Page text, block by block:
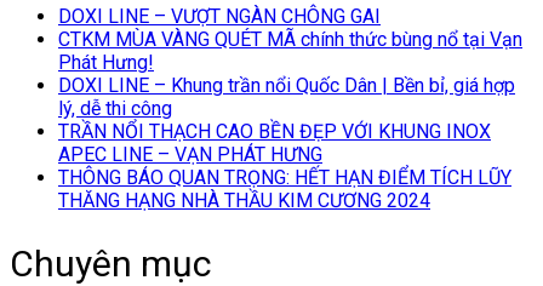
DOXI LINE – VƯỢT NGÀN CHÔNG GAI
CTKM MÙA VÀNG QUÉT MÃ chính thức bùng nổ tại Vạn
Phát Hưng!
DOXI LINE – Khung trần nổi Quốc Dân | Bền bỉ, giá hợp
lý, dễ thi công
TRẦN NỔI THẠCH CAO BỀN ĐẸP VỚI KHUNG INOX
APEC LINE – VẠN PHÁT HƯNG
THÔNG BÁO QUAN TRỌNG: HẾT HẠN ĐIỂM TÍCH LŨY
THĂNG HẠNG NHÀ THẦU KIM CƯƠNG 2024
Chuyên mục